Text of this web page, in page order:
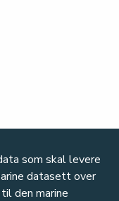
som skal levere
datasett over
den marine